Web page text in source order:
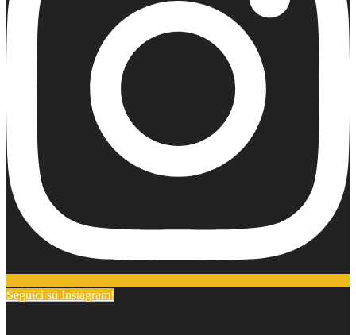
Seguici su Instagram!